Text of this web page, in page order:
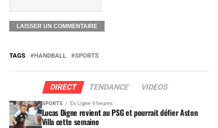
TAGS HANDBALL SPORTS
DIRECT TENDANCE VIDEOS
SPORTS En Ligne 9 heures
Lucas Digne revient au PSG et pourrait défier Aston
Villa cette semaine